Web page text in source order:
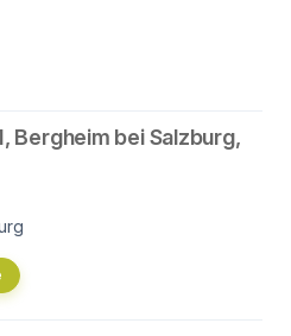
Bergheim bei Salzburg,